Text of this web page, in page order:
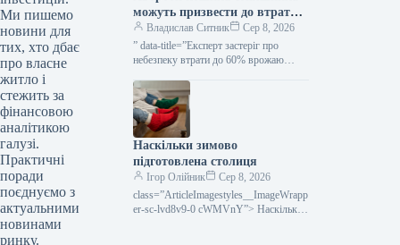
Ми пишемо
новини для
тих, хто дбає
про власне
житло і
стежить за
фінансовою
аналітикою
галузі.
Практичні
поради
поєднуємо з
актуальними
новинами
ринку.
можуть призвести до втрати
до 60% врожаю — зазначає
експерт — КУРКУЛЬ
Владислав Ситник
Сер 8, 2026
” data-title=”Експерт застеріг про
небезпеку втрати до 60% врожаю
Наскільки зимово
підготовлена столиця
Ігор Олійник
Сер 8, 2026
class=”ArticleImagestyles__ImageWrapp
er-sc-lvd8v9-0 cWMVnY”> Наскільки